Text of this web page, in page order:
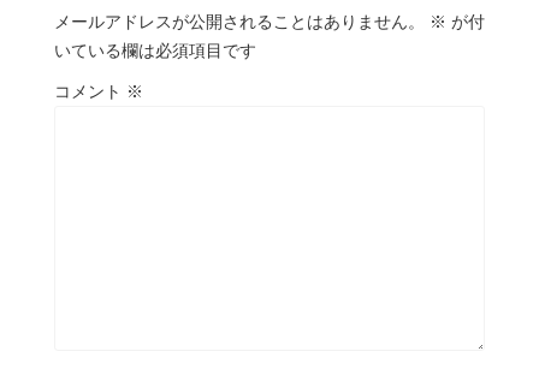
メールアドレスが公開されることはありません。 ※ が付
いている欄は必須項目です
コメント ※